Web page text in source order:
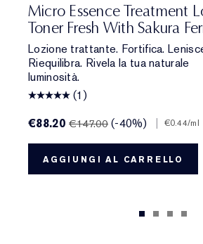
Micro Essence Treatment
Toner Fresh With Sakura
Lozione trattante. Fortifica.
Riequilibra. Rivela la tua naturale
luminosità.
(1)
€88.20€147.00 (-40%) | €0.44/ml
AGGIUNGI AL CARRELLO